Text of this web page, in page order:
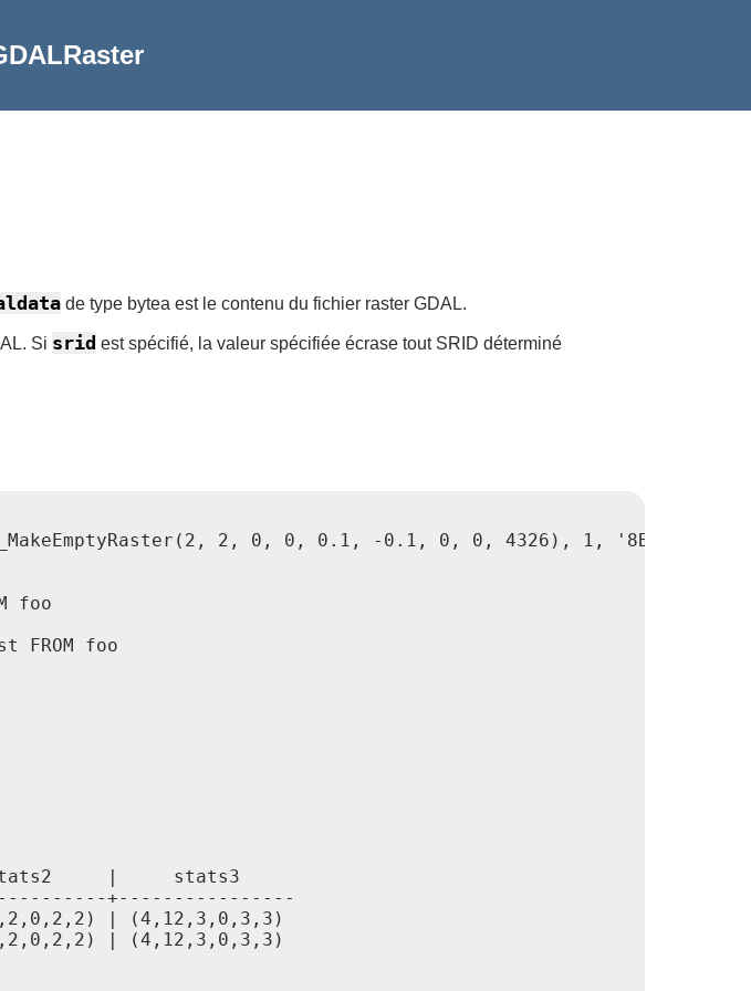
de type bytea est le contenu du fichier raster GDAL.
Si srid est spécifié, la valeur spécifiée écrase tout SRID déterminé
2, 0, 0, 0.1, -0.1, 0, 0, 4326), 1, '8BUI', 1,
foo
FROM foo
|     stats3
+----------------
| (4,12,3,0,3,3)
| (4,12,3,0,3,3)